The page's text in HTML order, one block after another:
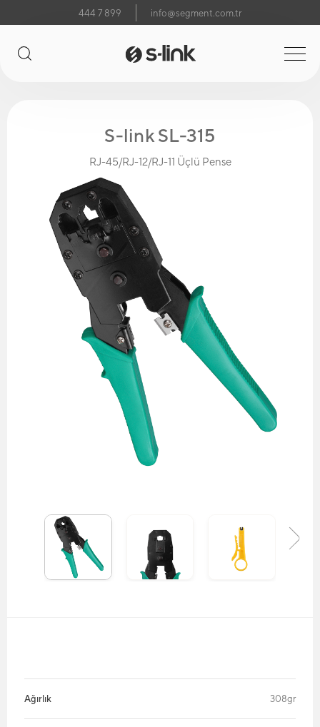
444 7 899 info@segment.com.tr
S-link SL-315
RJ-45/RJ-12/RJ-11 Üçlü Pense
Ağırlık 308gr